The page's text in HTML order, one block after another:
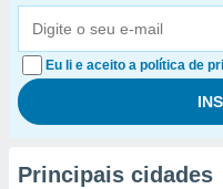
Eu li e aceito a política de
Principais cidades